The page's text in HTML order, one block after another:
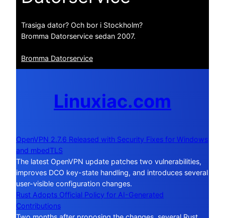
Trasiga dator? Och bor i Stockholm?
Bromma Datorservice sedan 2007.
Bromma Datorservice
Linuxiac.com
OpenVPN 2.7.6 Released with Security Fixes for Windows
and mbedTLS
The latest OpenVPN update patches two vulnerabilities,
improves DCO key-state handling, and introduces several
user-visible configuration changes.
Rust Adopts Official Policy for AI-Generated
Contributions